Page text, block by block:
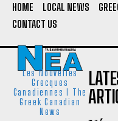
HOME LOCAL NEWS
CONTACT US
Les Nouvelles
Grecques
Canadiennes I The
Greek Canadian
News